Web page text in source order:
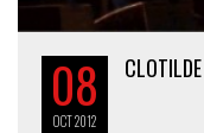
08
OCT2012